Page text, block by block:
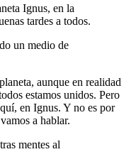
Ignus, en la
tardes a todos.
un medio de
aunque en realidad
estamos unidos. Pero
en Ignus. Y no es por
a hablar.
mentes al